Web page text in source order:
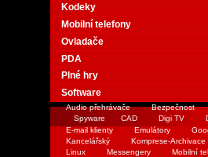
Kodeky
Mobilní telefony
Ovladače
PDA
Plné hry
Software
Audio přehrávače Bezpečnost
Spyware
CAD Digi TV
E-mail klienty
Emulátory
Kancelářský
Komprese-Archivace
Linux
Messengery
Mobilní